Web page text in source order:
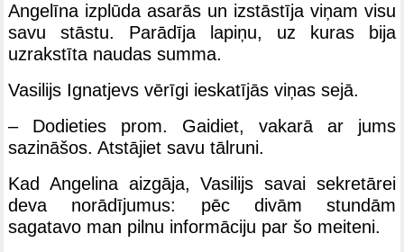
Angelīna izplūda asarās un izstāstīja viņam visu
savu stāstu. Parādīja lapiņu, uz kuras bija
uzrakstīta naudas summa.
Vasilijs Ignatjevs vērīgi ieskatījās viņas sejā.
– Dodieties prom. Gaidiet, vakarā ar jums
sazināšos. Atstājiet savu tālruni.
Kad Angelina aizgāja, Vasilijs savai sekretārei
deva norādījumus: pēc divām stundām
sagatavo man pilnu informāciju par šo meiteni.